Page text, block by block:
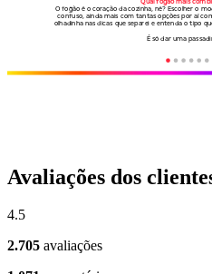
Avaliações dos
4.5
2.705 avaliações